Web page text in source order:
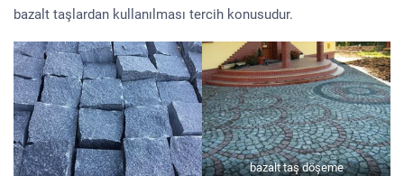
bazalt taşlardan kullanılması tercih konusudur.
bazalt taş döşeme